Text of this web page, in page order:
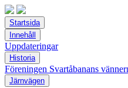
Startsida
Innehåll
Uppdateringar
Historia
Föreningen Svartåbanans vänner
Järnvägen